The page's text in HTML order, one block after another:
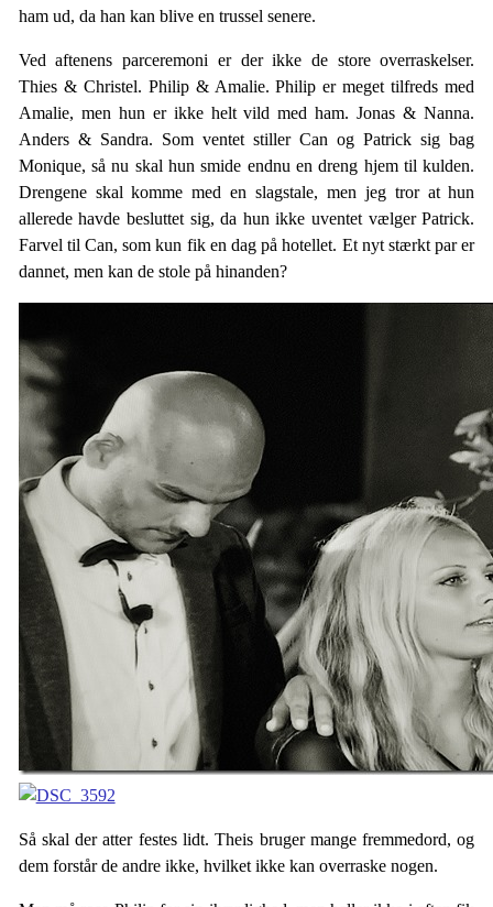
ham ud, da han kan blive en trussel senere.
Ved aftenens parceremoni er der ikke de store overraskelser.
Thies & Christel. Philip & Amalie. Philip er meget tilfreds med
Amalie, men hun er ikke helt vild med ham. Jonas & Nanna.
Anders & Sandra. Som ventet stiller Can og Patrick sig bag
Monique, så nu skal hun smide endnu en dreng hjem til kulden.
Drengene skal komme med en slagstale, men jeg tror at hun
allerede havde besluttet sig, da hun ikke uventet vælger Patrick.
Farvel til Can, som kun fik en dag på hotellet. Et nyt stærkt par er
dannet, men kan de stole på hinanden?
Så skal der atter festes lidt. Theis bruger mange fremmedord, og
dem forstår de andre ikke, hvilket ikke kan overraske nogen.